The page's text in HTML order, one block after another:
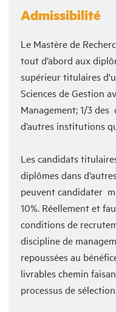
Admissibilité
Le Mastère de
tout d’abord aux
supérieur titulaires
Sciences de Gestion
Management; 1/3
d’autres institutions
Les candidats
diplômes dans
peuvent candidater
10%. Réellement et
conditions de
discipline de
repoussées au
livrables chemin
processus de